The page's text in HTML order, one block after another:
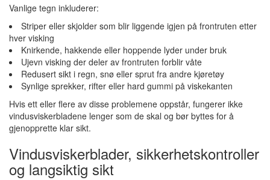
Vanlige tegn inkluderer:
Striper eller skjolder som blir liggende igjen på frontruten etter
hver visking
Knirkende, hakkende eller hoppende lyder under bruk
Ujevn visking der deler av frontruten forblir våte
Redusert sikt i regn, snø eller sprut fra andre kjøretøy
Synlige sprekker, rifter eller hard gummi på viskekanten
Hvis ett eller flere av disse problemene oppstår, fungerer ikke
vindusviskerbladene lenger som de skal og bør byttes for å
gjenopprette klar sikt.
Vindusviskerblader, sikkerhetskontroller
og langsiktig sikt